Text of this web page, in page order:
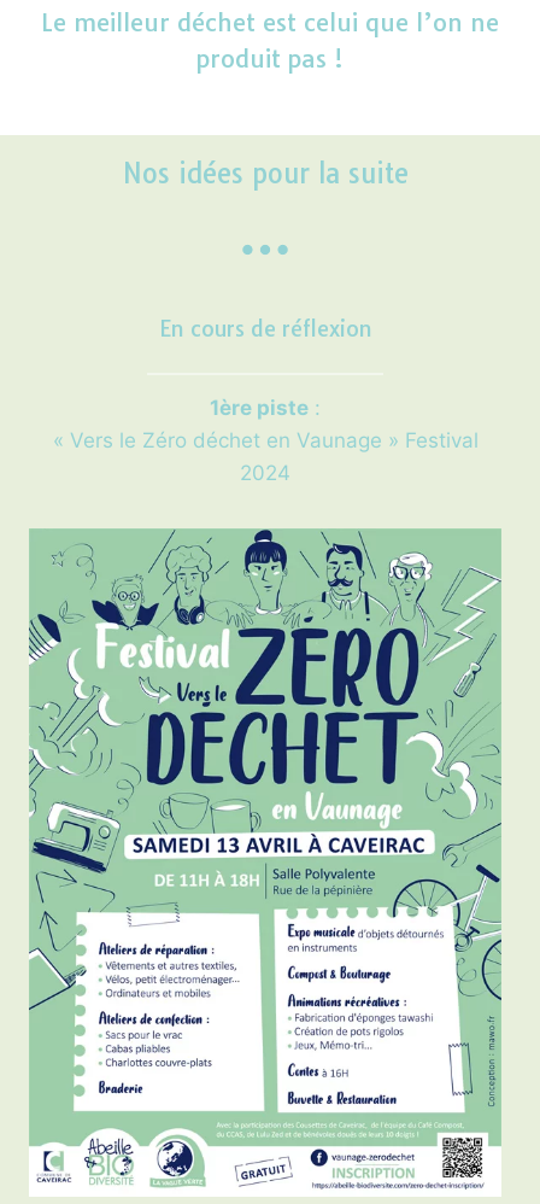
Le meilleur déchet est celui que l’on ne
produit pas !
Nos idées pour la suite
En cours de réflexion
1ère piste :
« Vers le Zéro déchet en Vaunage » Festival
2024